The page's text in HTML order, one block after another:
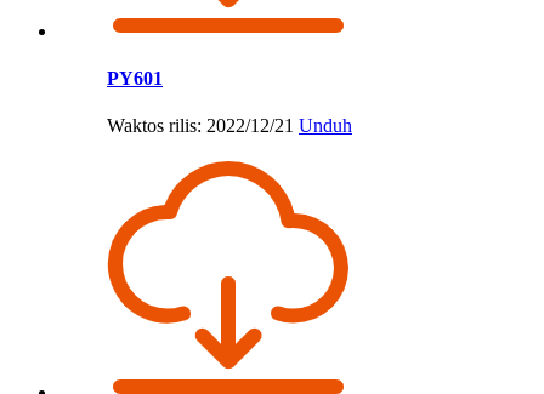
PY601
Waktos rilis: 2022/12/21 Unduh